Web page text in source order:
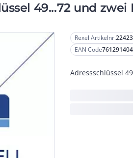
49...72 und
Rexel Artikelnr.
EAN Code
Adressschlüssel